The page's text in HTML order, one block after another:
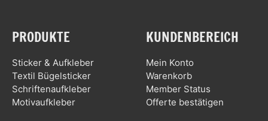
PRODUKTE
Sticker & Aufkleber
Textil Bügelsticker
Schriftenaufkleber
Motivaufkleber
KUNDENBEREICH
Mein Konto
Warenkorb
Member Status
Offerte bestätigen